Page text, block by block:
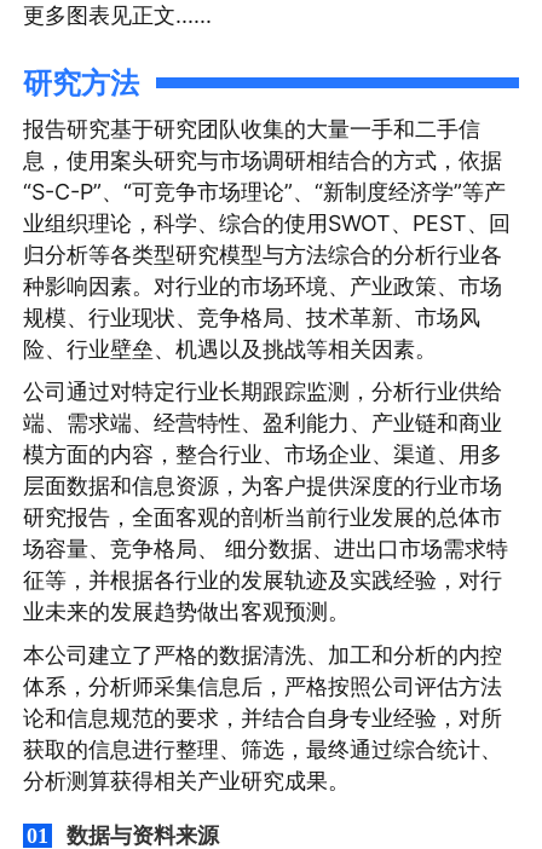
更多图表见正文......
研究方法
报告研究基于研究团队收集的大量一手和二手信
息，使用案头研究与市场调研相结合的方式，依据
“S-C-P”、“可竞争市场理论”、“新制度经济学”等产
业组织理论，科学、综合的使用SWOT、PEST、回
归分析等各类型研究模型与方法综合的分析行业各
种影响因素。对行业的市场环境、产业政策、市场
规模、行业现状、竞争格局、技术革新、市场风
险、行业壁垒、机遇以及挑战等相关因素。
公司通过对特定行业长期跟踪监测，分析行业供给
端、需求端、经营特性、盈利能力、产业链和商业
模方面的内容，整合行业、市场企业、渠道、用多
层面数据和信息资源，为客户提供深度的行业市场
研究报告，全面客观的剖析当前行业发展的总体市
场容量、竞争格局、 细分数据、进出口市场需求特
征等，并根据各行业的发展轨迹及实践经验，对行
业未来的发展趋势做出客观预测。
本公司建立了严格的数据清洗、加工和分析的内控
体系，分析师采集信息后，严格按照公司评估方法
论和信息规范的要求，并结合自身专业经验，对所
获取的信息进行整理、筛选，最终通过综合统计、
分析测算获得相关产业研究成果。
01 数据与资料来源